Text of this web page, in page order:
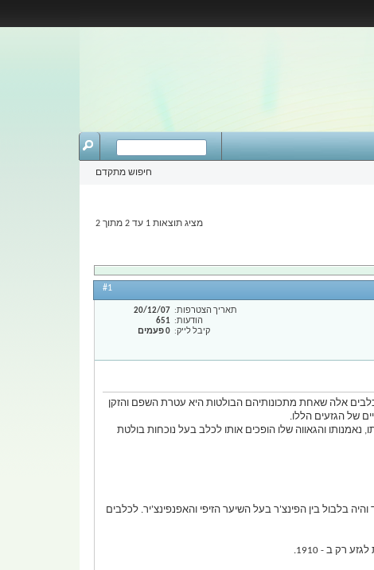
חיפוש מתקדם
מציג תוצאות 1 עד 2 מתוך 2
#1
תאריך הצטרפות
20/12/07
הודעות
651
קיבל לייק
0 פעמים
אלה שאחת מתכונותיהם הבולטות היא עטרת השפם והזקן
ליבו, עליזותו, נאמנותו והגאווה שלו הופכים אותו לכלב בעל נוכחות בולטת
והיה בלבול בין הפינצ'ר בעל השיער הזיפי והאפנפינצ'יר. לכלבים